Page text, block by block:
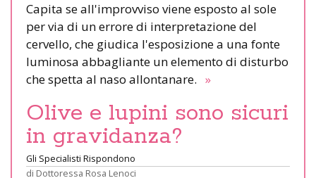
Capita se all'improvviso viene esposto al sole
per via di un errore di interpretazione del
cervello, che giudica l'esposizione a una fonte
luminosa abbagliante un elemento di disturbo
che spetta al naso allontanare. »
Olive e lupini sono sicuri
in gravidanza?
Gli Specialisti Rispondono
di Dottoressa Rosa Lenoci